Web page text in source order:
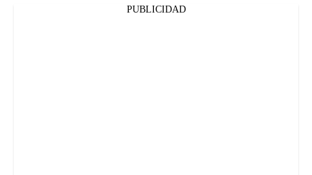
PUBLICIDAD